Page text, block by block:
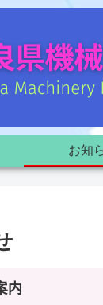
お知
内